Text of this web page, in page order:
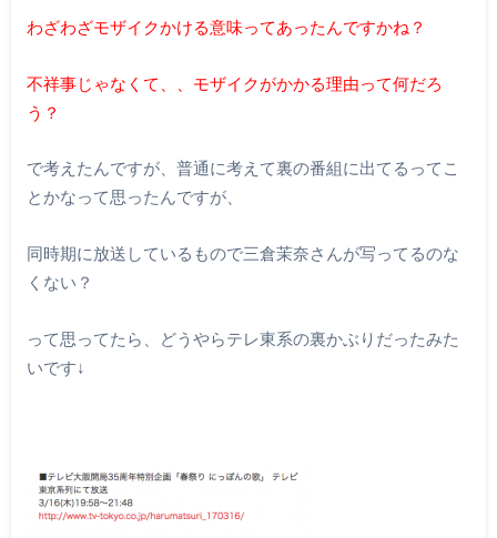
わざわざモザイクかける意味ってあったんですかね？
不祥事じゃなくて、、モザイクがかかる理由って何だろ
う？
で考えたんですが、普通に考えて裏の番組に出てるってこ
とかなって思ったんですが、
同時期に放送しているもので三倉茉奈さんが写ってるのな
くない？
って思ってたら、どうやらテレ東系の裏かぶりだったみた
いです↓